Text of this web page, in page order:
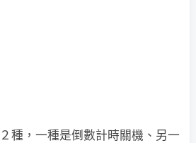
種，一種是倒數計時關機、另一